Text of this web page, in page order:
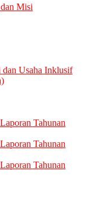
Misi
dan Usaha Inklusif
Tahunan
Tahunan
Tahunan